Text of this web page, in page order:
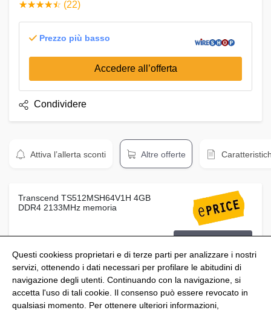
☆☆☆☆☆
★★★★★ (22)
Prezzo più basso
Accedere all’offerta
Condividere
Attiva l’allerta sconti Altre offerte
Transcend TS512MSH64V1H 4GB
DDR4 2133MHz memoria
Prezzo:
83,06 €
Questi cookiess proprietari e di terze parti per analizzare i nostri
servizi, ottenendo i dati necessari per profilare le abitudini di
navigazione degli utenti. Continuando con la navigazione, si
accetta l'uso di tali cookie. Il consenso può essere revocato in
qualsiasi momento. Per ottenere ulteriori informazioni,